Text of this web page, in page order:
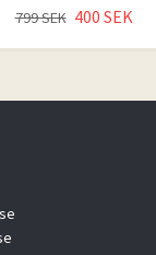
799 SEK 400 SEK